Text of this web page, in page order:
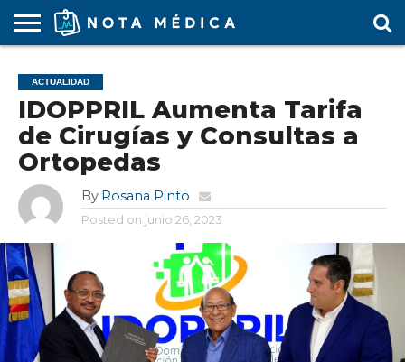
MÉDICA
ARS
ARTÍCULO
ACTUALIDAD
COLEGIO
MÉDICO
COVID-
19
EDUCACIÓN
MÉDICA
ESTUDIANTES
FARMACÉUTICAS
GUBERNAMENTAL
HOSPITALES
Y CLÍNICAS
MARKETING
MÉDICO
RESIDENTES
SALUD
LABORAL
SOCIEDADES
MÉDICAS
TURISMO
MÉDICO
VÍDEOS
ACTUALIDAD
IDOPPRIL Aumenta Tarifa
de Cirugías y Consultas a
Ortopedas
By Rosana Pinto
Posted on junio 26, 2023